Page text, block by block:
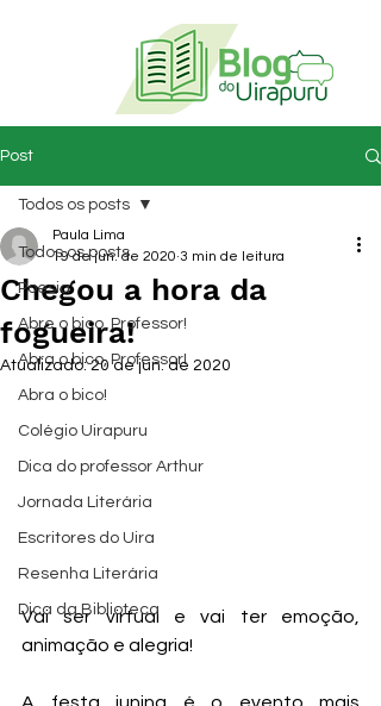
Post
Todos os posts
Poesia
Abre o bico, Professor!
Abra o bico, Professor!
Abra o bico!
Colégio Uirapuru
Dica do professor Arthur
Jornada Literária
Escritores do Uira
Resenha Literária
Dica da Biblioteca
Todos os posts
Chegou a hora da
fogueira!
Paula Lima
19 de jun. de 2020 3 min de leitura
Atualizado:20 de jun. de 2020
Vai ser virtual e vai ter emoção,
animação e alegria!